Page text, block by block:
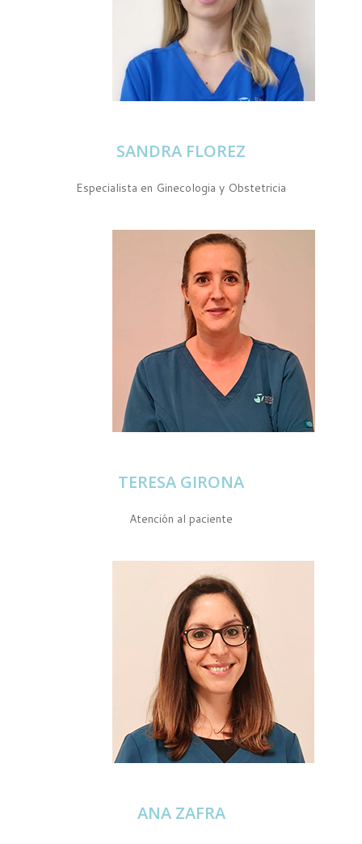
SANDRA FLOREZ
Especialista en Ginecologia y Obstetricia
TERESA GIRONA
Atención al paciente
ANA ZAFRA